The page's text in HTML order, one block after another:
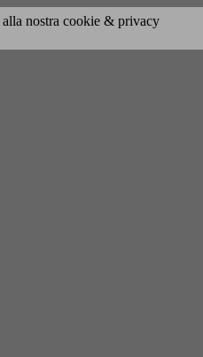
nostra cookie & privacy